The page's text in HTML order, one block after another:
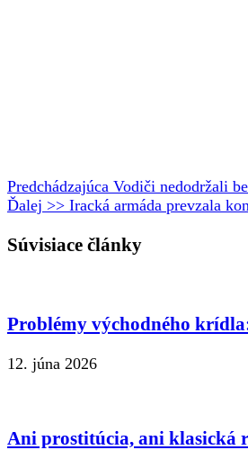
Predchádzajúca Vodiči nedodržali
Ďalej >> Iracká armáda prevzala
Súvisiace články
Problémy východného
12. júna 2026
Ani prostitúcia, ani klasická